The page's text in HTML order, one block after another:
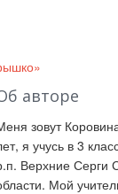
авторе
зовут
я учусь в 3
Верхние Серги
Мой